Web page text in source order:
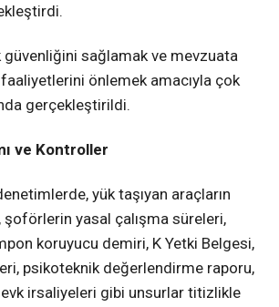
sağlamak ve mevzuata
faaliyetlerini önlemek amacıyla çok
gerçekleştirildi.
ve Kontroller
yük taşıyan araçların
şoförlerin yasal çalışma süreleri,
koruyucu demiri, K Yetki Belgesi,
psikoteknik değerlendirme raporu,
irsaliyeleri gibi unsurlar titizlikle